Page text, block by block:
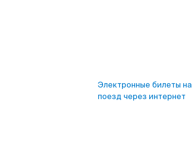
Электронные билеты на
поезд через интернет